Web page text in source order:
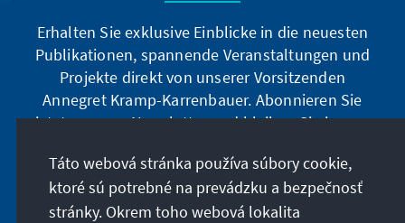
Erhalten Sie exklusive Einblicke in die neuesten
Publikationen, spannende Veranstaltungen und
Projekte direkt von unserer Vorsitzenden
Annegret Kramp-Karrenbauer. Abonnieren Sie
jetzt unseren Newsletter und bleiben Sie immer
Jetzt abonnieren
Táto webová stránka používa súbory cookie,
ktoré sú potrebné na prevádzku a bezpečnosť
stránky. Okrem toho webová lokalita